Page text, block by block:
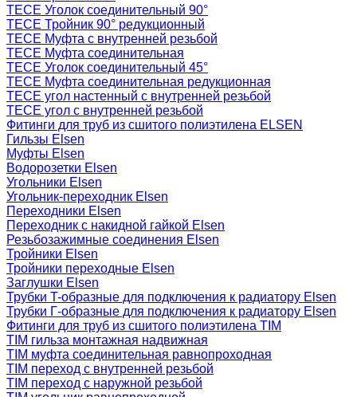
TECE Уголок соединительный 90°
TECE Тройник 90° редукционный
TECE Муфта с внутренней резьбой
TECE Муфта соединительная
TECE Уголок соединительный 45°
TECE Муфта соединительная редукционная
TECE угол настенный с внутренней резьбой
TECE угол с внутренней резьбой
Фитинги для труб из сшитого полиэтилена ELSEN
Гильзы Elsen
Муфты Elsen
Водорозетки Elsen
Угольники Elsen
Угольник-переходник Elsen
Переходники Elsen
Переходник с накидной гайкой Elsen
Резьбозажимные соединения Elsen
Тройники Elsen
Тройники переходные Elsen
Заглушки Elsen
Трубки T-образные для подключения к радиатору Elsen
Трубки Г-образные для подключения к радиатору Elsen
Фитинги для труб из сшитого полиэтилена TIM
TIM гильза монтажная надвижная
TIM муфта соединительная равнопроходная
TIM переход с внутренней резьбой
TIM переход с наружной резьбой